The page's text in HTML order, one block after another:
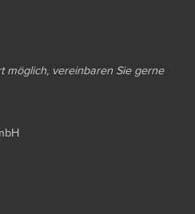
möglich, vereinbaren Sie gerne